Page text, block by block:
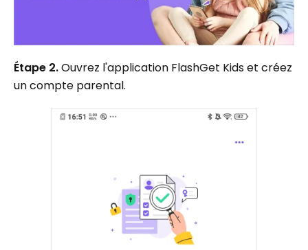
Étape 2.Ouvrez l'application FlashGet Kids et créez
un compte parental.